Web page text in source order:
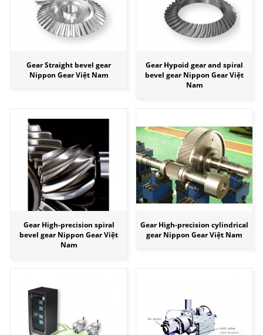
Gear Straight bevel gear
Nippon Gear Việt Nam
Gear Hypoid gear and spiral
bevel gear Nippon Gear Việt
Nam
Gear High-precision spiral
bevel gear Nippon Gear Việt
Nam
Gear High-precision cylindrical
gear Nippon Gear Việt Nam